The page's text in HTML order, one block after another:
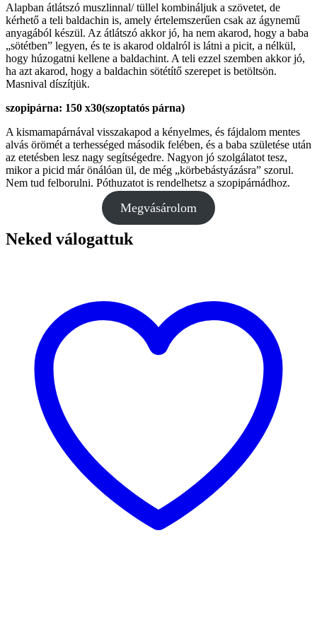
Alapban átlátszó muszlinnal/ tüllel kombináljuk a szövetet, de
kérhető a teli baldachin is, amely értelemszerűen csak az ágynemű
anyagából készül. Az átlátszó akkor jó, ha nem akarod, hogy a baba
„sötétben” legyen, és te is akarod oldalról is látni a picit, a nélkül,
hogy húzogatni kellene a baldachint. A teli ezzel szemben akkor jó,
ha azt akarod, hogy a baldachin sötétítő szerepet is betöltsön.
Masnival díszítjük.
szopipárna: 150 x30(szoptatós párna)
A kismamapárnával visszakapod a kényelmes, és fájdalom mentes
alvás örömét a terhességed második felében, és a baba születése után
az etetésben lesz nagy segítségedre. Nagyon jó szolgálatot tesz,
mikor a picid már önálóan ül, de még „körbebástyázásra” szorul.
Nem tud felborulni. Póthuzatot is rendelhetsz a szopipárnádhoz.
Megvásárolom
Neked válogattuk